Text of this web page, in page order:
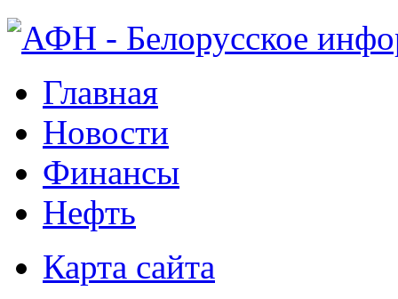
Главная
Новости
Финансы
Нефть
Карта сайта